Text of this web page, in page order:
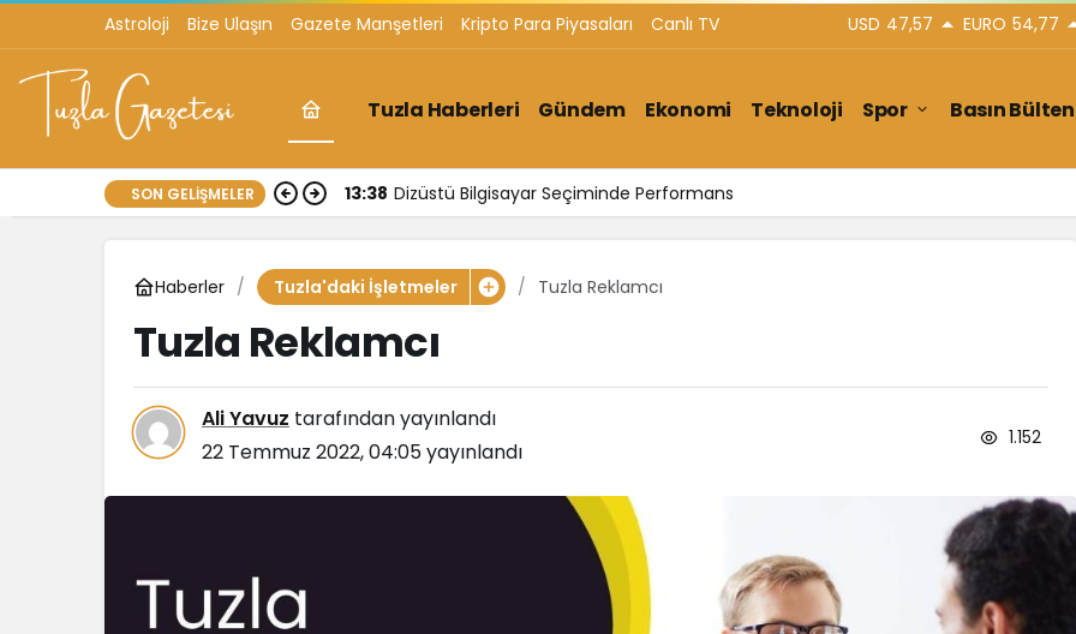
Astroloji Bize Ulaşın Gazete Manşetleri Kripto Para Piyasaları Canlı TV USD 47,57 EURO 54,77
Tuzla Haberleri Gündem Ekonomi Teknoloji Spor Basın
SON GELIŞMELER 13:38 Dizüstü Bilgisayar Seçiminde Performans
Haberler Tuzla'daki İşletmeler Tuzla Reklamcı
Tuzla Reklamcı
Ali Yavuz tarafından yayınlandı
22 Temmuz 2022, 04:05yayınlandı
1.152